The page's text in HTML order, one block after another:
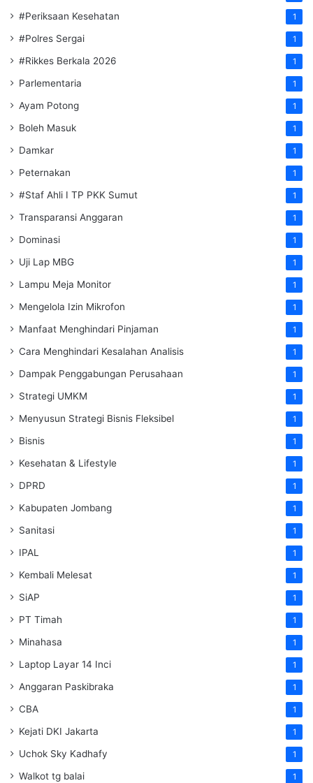
#Periksaan Kesehatan 1
#Polres Sergai 1
#Rikkes Berkala 2026 1
Parlementaria 1
Ayam Potong 1
Boleh Masuk 1
Damkar 1
Peternakan 1
#Staf Ahli I TP PKK Sumut 1
Transparansi Anggaran 1
Dominasi 1
Uji Lap MBG 1
Lampu Meja Monitor 1
Mengelola Izin Mikrofon 1
Manfaat Menghindari Pinjaman 1
Cara Menghindari Kesalahan Analisis 1
Dampak Penggabungan Perusahaan 1
Strategi UMKM 1
Menyusun Strategi Bisnis Fleksibel 1
Bisnis 1
Kesehatan & Lifestyle 1
DPRD 1
Kabupaten Jombang 1
Sanitasi 1
IPAL 1
Kembali Melesat 1
SiAP 1
PT Timah 1
Minahasa 1
Laptop Layar 14 Inci 1
Anggaran Paskibraka 1
CBA 1
Kejati DKI Jakarta 1
Uchok Sky Kadhafy 1
Walkot tg balai 1